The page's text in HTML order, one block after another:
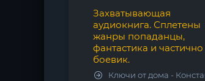
Захватывающая
аудиокнига. Сплетены
жанры попаданцы,
фантастика и частично
боевик.
Ключи от дома - Константин